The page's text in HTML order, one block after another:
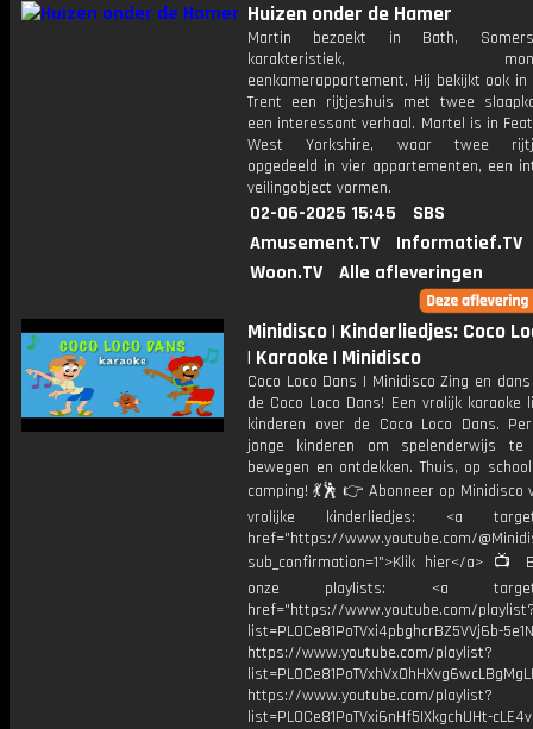
Huizen onder de Hamer
Martin bezoekt in Bath,
karakteristiek,
eenkamerappartement. Hij bekijkt ook in
Trent een ​​rijtjeshuis met twee
een interessant verhaal. Martel is in
West Yorkshire, waar twee
opgedeeld in vier appartementen, een
veilingobject vormen.
02-06-2025 15:45
SBS
Amusement.TV
Informatief.TV
Woon.TV
Alle afleveringen
Minidisco | Kinderliedjes: Coco
| Karaoke | Minidisco
Coco Loco Dans | Minidisco Zing en
de Coco Loco Dans! Een vrolijk karaoke
kinderen over de Coco Loco Dans.
jonge kinderen om spelenderwijs te
bewegen en ontdekken. Thuis, op
camping! 💃🕺 👉 Abonneer op Minidisco
vrolijke kinderliedjes: <a
href="https://www.youtube.com/
sub_confirmation=1">Klik hier</a> 📺
onze playlists: <a
href="https://www.youtube.com/
list=PL0Ce81PoTVxi4pbghcrBZ5VVj6b-
https://www.youtube.com/playlist?
https://www.youtube.com/playlist?
list=PL0Ce81PoTVxi6nHf5IXkgchUHt-